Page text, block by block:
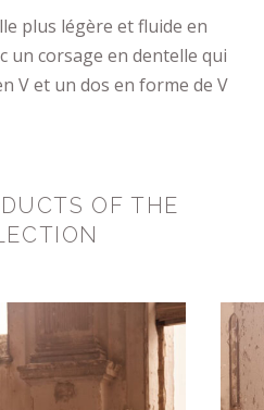
plus légère et fluide en
un corsage en dentelle qui
V et un dos en forme de V
OF THE